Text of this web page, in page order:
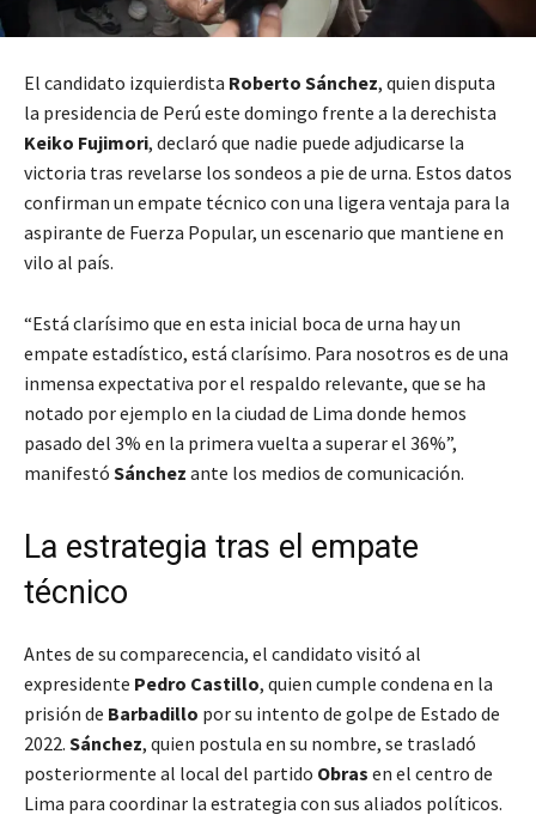
El candidato izquierdista Roberto Sánchez, quien disputa
la presidencia de Perú este domingo frente a la derechista
Keiko Fujimori, declaró que nadie puede adjudicarse la
victoria tras revelarse los sondeos a pie de urna. Estos datos
confirman un empate técnico con una ligera ventaja para la
aspirante de Fuerza Popular, un escenario que mantiene en
vilo al país.
“Está clarísimo que en esta inicial boca de urna hay un
empate estadístico, está clarísimo. Para nosotros es de una
inmensa expectativa por el respaldo relevante, que se ha
notado por ejemplo en la ciudad de Lima donde hemos
pasado del 3% en la primera vuelta a superar el 36%”,
manifestó Sánchez ante los medios de comunicación.
La estrategia tras el empate
técnico
Antes de su comparecencia, el candidato visitó al
expresidente Pedro Castillo, quien cumple condena en la
prisión de Barbadillo por su intento de golpe de Estado de
2022. Sánchez, quien postula en su nombre, se trasladó
posteriormente al local del partido Obras en el centro de
Lima para coordinar la estrategia con sus aliados políticos.